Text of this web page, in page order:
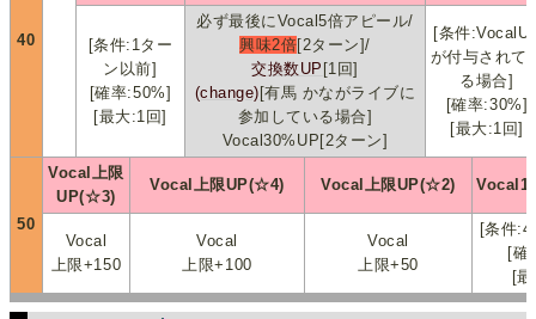
40
[条件:1ター
ン以前]
[確率:50%]
[最大:1回]
必ず最後にVocal5倍アピール/
興味2倍[2ターン]/
交換数UP [1回]
(change) [有馬 かながライブに
参加している場合]
Vocal30%UP[2ターン]
[条件
が付与されて
る場合]
[確率:30%]
[最大:1回]
50
Vocal上限
UP(☆3)
Vocal上限UP(☆4) Vocal上限UP(☆2)
Vocal
上限+150
Vocal
上限+100
Vocal
上限+50
[条件
[確
[